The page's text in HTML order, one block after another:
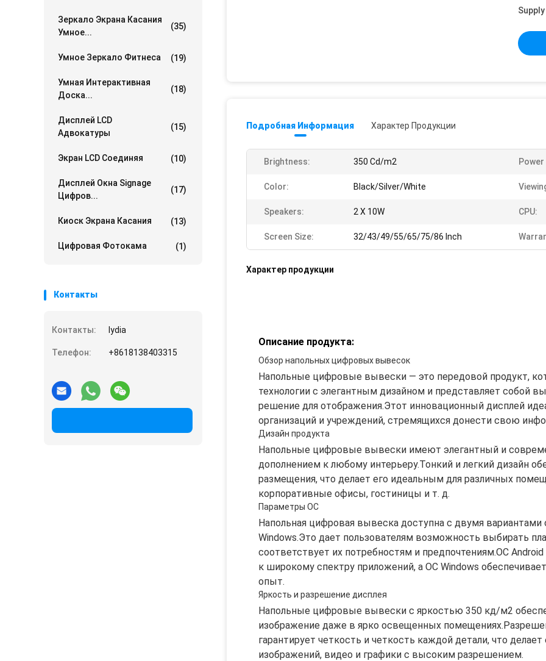
Зеркало Экрана Касания
Умное...
(35)
Умное Зеркало Фитнеса (19)
Умная Интерактивная
Доска...
(18)
Дисплей LCD
Адвокатуры
(15)
Экран LCD Соединяя (10)
Дисплей Окна Signage
Цифров...
(17)
Киоск Экрана Касания (13)
Цифровая Фотокама (1)
Контакты
Контакты: lydia
Телефон: +8618138403315
Подробная Информация Характер Продукции
Brightness: 350 Cd/m2
Color: Black/Silver/White
Speakers: 2 X 10W CPU:
Screen Size: 32/43/49/55/65/75/86 Inch
Характер продукции
Описание продукта:
Обзор напольных цифровых вывесок
Напольные цифровые вывески — это передовой продукт,
технологии с элегантным дизайном и представляет собой
решение для отображения.Этот инновационный дисплей
организаций и учреждений, стремящихся донести свою
Дизайн продукта
Напольные цифровые вывески имеют элегантный и
дополнением к любому интерьеру.Тонкий и легкий дизайн
размещения, что делает его идеальным для различных
корпоративные офисы, гостиницы и т. д.
Параметры ОС
Напольная цифровая вывеска доступна с двумя
Windows.Это дает пользователям возможность выбирать
соответствует их потребностям и предпочтениям.ОС
к широкому спектру приложений, а ОС Windows
опыт.
Яркость и разрешение дисплея
Напольные цифровые вывески с яркостью 350 кд/м2
изображение даже в ярко освещенных
гарантирует четкость и четкость каждой детали, что
изображений, видео и графики с высоким разрешением.